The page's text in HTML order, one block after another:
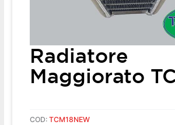
Radiatore
Maggiorato
COD:TCM18NEW